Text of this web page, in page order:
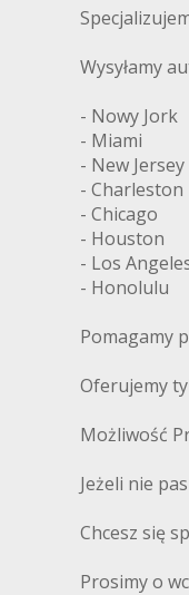
Wysyłamy
- Nowy Jork
- Miami
- New Jersey
- Charleston
- Chicago
- Houston
- Los
- Honolulu
Pomagamy
Oferujemy
Możliwość
Jeżeli nie
Chcesz się
Prosimy o